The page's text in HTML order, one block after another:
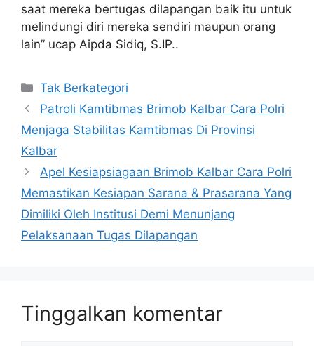
saat mereka bertugas dilapangan baik itu untuk
melindungi diri mereka sendiri maupun orang
lain” ucap Aipda Sidiq, S.IP..
Kategori
Tak Berkategori
Patroli Kamtibmas Brimob Kalbar Cara Polri
Menjaga Stabilitas Kamtibmas Di Provinsi
Kalbar
Apel Kesiapsiagaan Brimob Kalbar Cara Polri
Memastikan Kesiapan Sarana & Prasarana Yang
Dimiliki Oleh Institusi Demi Menunjang
Pelaksanaan Tugas Dilapangan
Tinggalkan komentar